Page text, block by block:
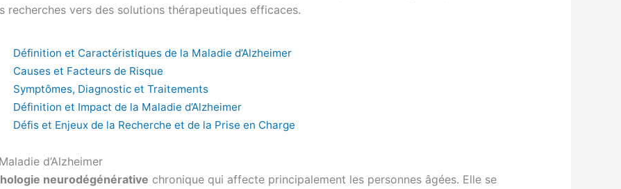
recherches vers des solutions thérapeutiques efficaces.
Définition et Caractéristiques de la Maladie d’Alzheimer
Causes et Facteurs de Risque
Symptômes, Diagnostic et Traitements
Définition et Impact de la Maladie d’Alzheimer
Défis et Enjeux de la Recherche et de la Prise en Charge
d’Alzheimer
neurodégénérative chronique qui affecte principalement les personnes âgées. Elle se